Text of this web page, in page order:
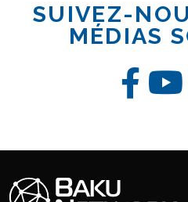
SUIVEZ-
MÉDIAS